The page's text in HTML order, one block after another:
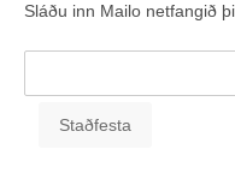
Sláðu inn Mailo netfangið